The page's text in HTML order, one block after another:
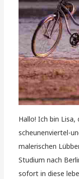
Hallo! Ich bin
scheunenviertel-
malerischen
Studium nach
sofort in diese